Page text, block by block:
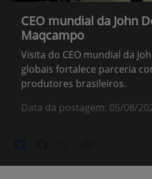
CEO mundial da John
Maqcampo
Visita do CEO mundial da
globais fortalece parceria
produtores brasileiros.
Data da postagem: 05/08/